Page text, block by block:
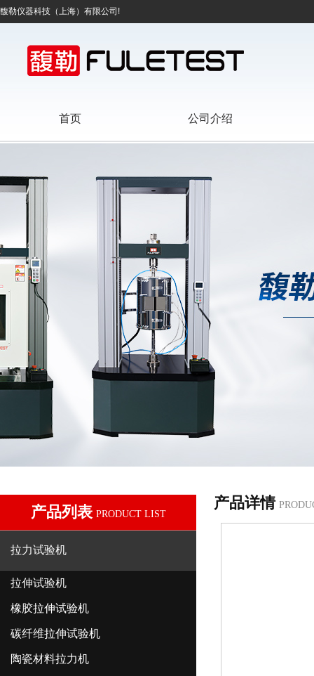
馥勒仪器科技（上海）有限公司!
首页 公司介绍
产品列表 PRODUCT LIST
拉力试验机
拉伸试验机
橡胶拉伸试验机
碳纤维拉伸试验机
陶瓷材料拉力机
产品详情